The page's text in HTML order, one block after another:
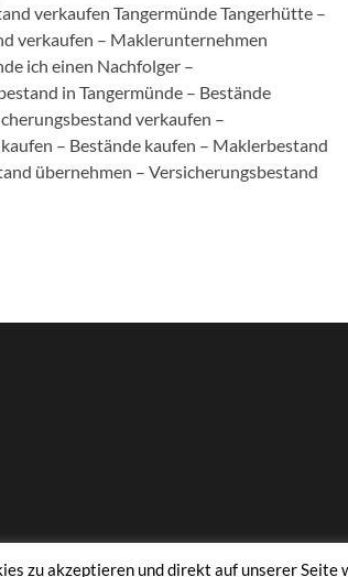
verkaufen Tangermünde Tangerhütte –
verkaufen – Maklerunternehmen
ich einen Nachfolger –
in Tangermünde – Bestände
verkaufen –
– Bestände kaufen – Maklerbestand
übernehmen – Versicherungsbestand
zu akzeptieren und direkt auf unserer